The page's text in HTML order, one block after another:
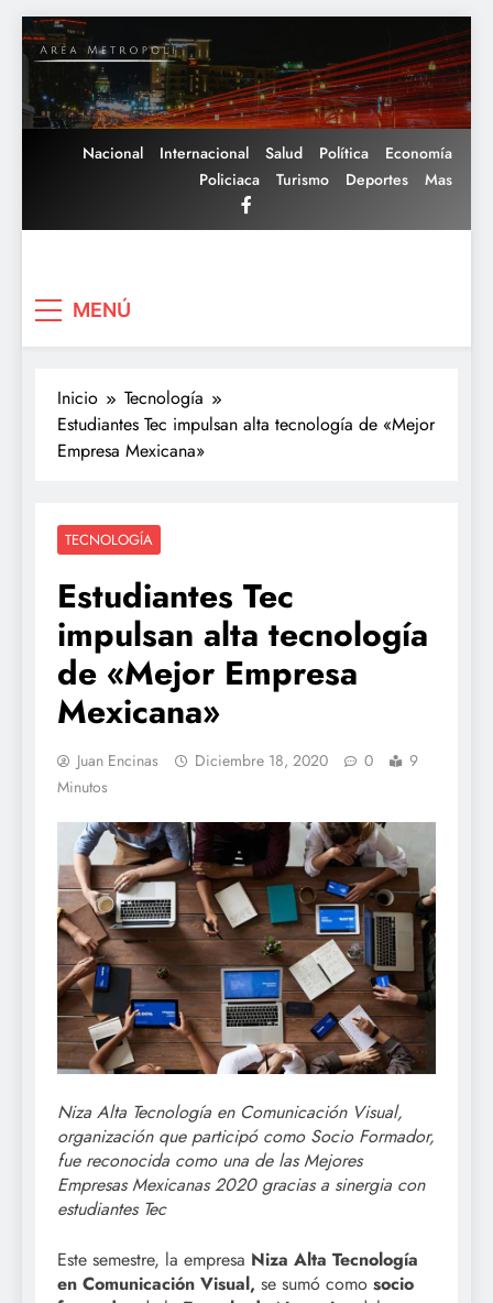
Saltar
al
contenido
Nacional Internacional Salud Política
Economía
Policiaca
Turismo Deportes Mas
MENÚ
Inicio
Tecnología
Estudiantes Tec impulsan alta tecnología de «Mejor
Empresa Mexicana»
TECNOLOGÍA
Estudiantes Tec
impulsan alta tecnología
de «Mejor Empresa
Mexicana»
Juan Encinas Diciembre 18, 2020 0
9
Minutos
Niza Alta Tecnología en Comunicación Visual,
organización que participó como Socio Formador,
fue reconocida como una de las Mejores
Empresas Mexicanas 2020 gracias a sinergia con
estudiantes Tec
Este semestre, la empresa Niza Alta Tecnología
en Comunicación Visual, se sumó como socio